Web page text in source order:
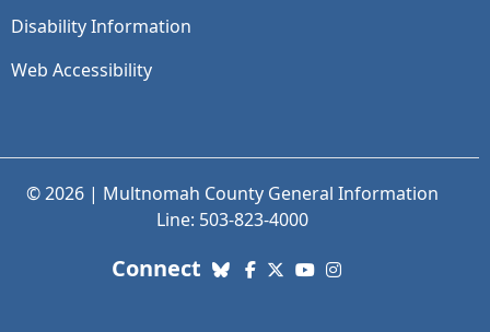
Disability Information
Web Accessibility
© 2026 | Multnomah County General Information
Line: 503-823-4000
Connect with us. Social Media links:
Bluesky
Facebook
X (Twitter)
YouTube
Instagram